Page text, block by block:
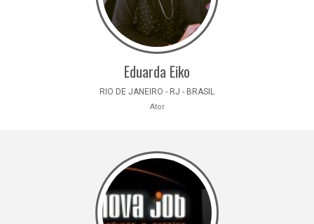
Eduarda Eiko
RIO DE JANEIRO - RJ - BRASIL
Ator